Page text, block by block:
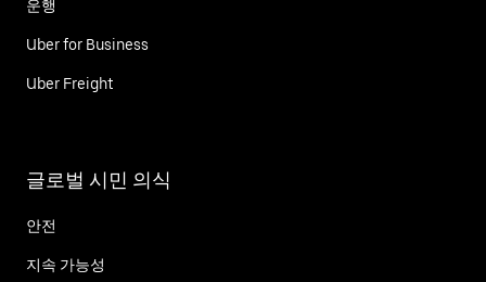
운행
Uber for Business
Uber Freight
글로벌 시민 의식
안전
지속 가능성